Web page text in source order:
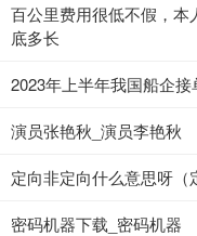
百公里费用很低不假，本
底多长
2023年上半年我国船企
演员张艳秋_演员李艳秋
定向非定向什么意思呀（
密码机器下载_密码机器